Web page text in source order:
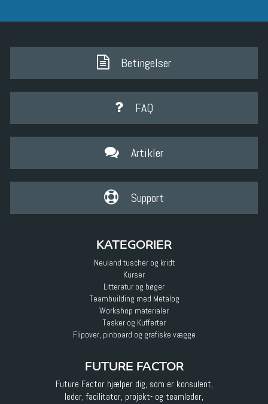
Betingelser
FAQ
Artikler
Support
KATEGORIER
Neuland tuscher og kridt
Kurser
Litteratur og bøger
Teambuilding med Metalog
Workshop materialer
Tasker og Kufferter
Flipover, pinboard og grafiske vægge
FUTURE FACTOR
Future Factor hjælper dig, som er konsulent,
leder, facilitator, projekt- og teamleder,